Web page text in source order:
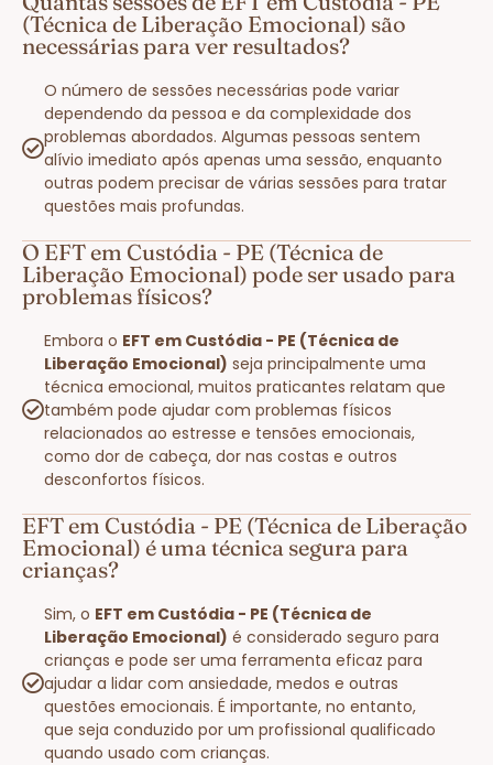
(Técnica de Liberação Emocional) são
necessárias para ver resultados?
O número de sessões necessárias pode variar
dependendo da pessoa e da complexidade dos
problemas abordados. Algumas pessoas sentem
alívio imediato após apenas uma sessão, enquanto
outras podem precisar de várias sessões para tratar
questões mais profundas.
O EFT em Custódia - PE (Técnica de
Liberação Emocional) pode ser usado para
problemas físicos?
Embora o EFT em Custódia - PE (Técnica de
Liberação Emocional) seja principalmente uma
técnica emocional, muitos praticantes relatam que
também pode ajudar com problemas físicos
relacionados ao estresse e tensões emocionais,
como dor de cabeça, dor nas costas e outros
desconfortos físicos.
EFT em Custódia - PE (Técnica de Liberação
Emocional) é uma técnica segura para
crianças?
Sim, o EFT em Custódia - PE (Técnica de
Liberação Emocional) é considerado seguro para
crianças e pode ser uma ferramenta eficaz para
ajudar a lidar com ansiedade, medos e outras
questões emocionais. É importante, no entanto,
que seja conduzido por um profissional qualificado
quando usado com crianças.